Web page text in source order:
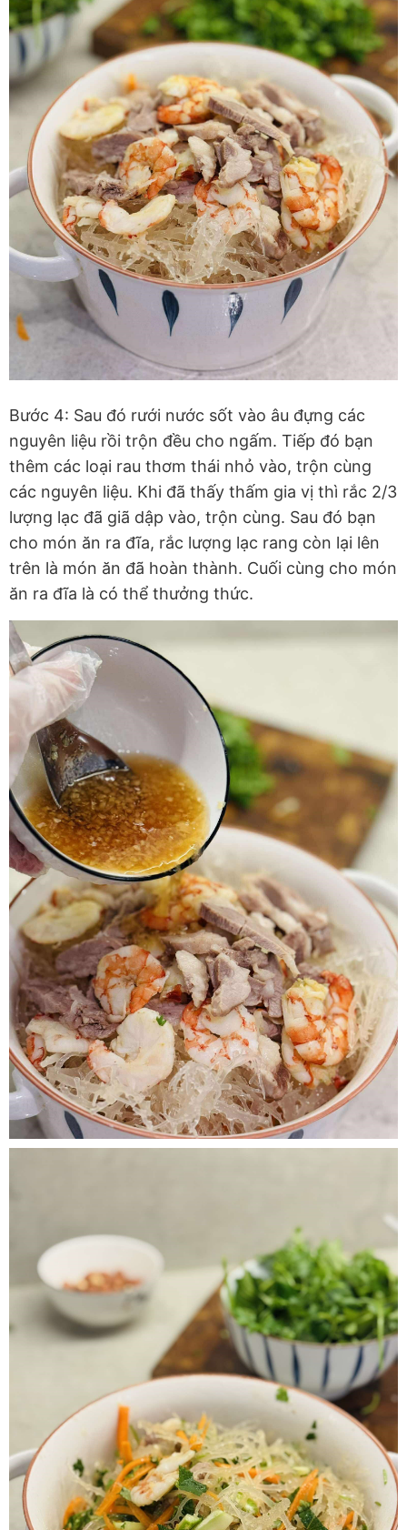
Bước 4: Sau đó rưới nước sốt vào âu đựng các
nguyên liệu rồi trộn đều cho ngấm. Tiếp đó bạn
thêm các loại rau thơm thái nhỏ vào, trộn cùng
các nguyên liệu. Khi đã thấy thấm gia vị thì rắc 2/3
lượng lạc đã giã dập vào, trộn cùng. Sau đó bạn
cho món ăn ra đĩa, rắc lượng lạc rang còn lại lên
trên là món ăn đã hoàn thành. Cuối cùng cho món
ăn ra đĩa là có thể thưởng thức.